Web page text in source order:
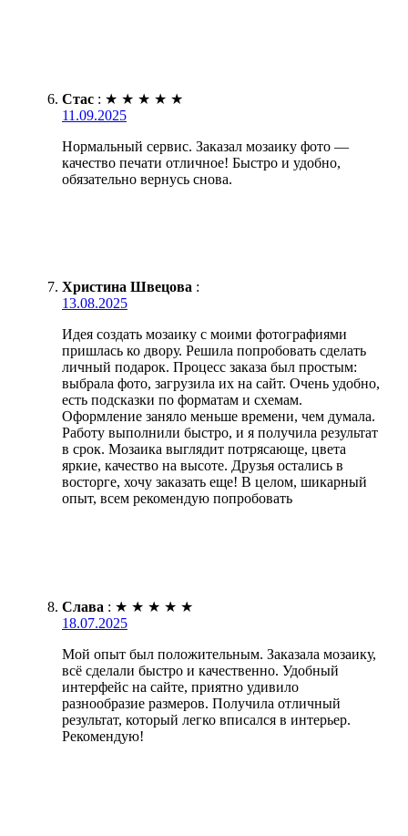
Стас : ★ ★ ★ ★ ★
11.09.2025
Нормальный сервис. Заказал мозаику фото —
качество печати отличное! Быстро и удобно,
обязательно вернусь снова.
Христина Швецова :
13.08.2025
Идея создать мозаику с моими фотографиями
пришлась ко двору. Решила попробовать сделать
личный подарок. Процесс заказа был простым:
выбрала фото, загрузила их на сайт. Очень удобно,
есть подсказки по форматам и схемам.
Оформление заняло меньше времени, чем думала.
Работу выполнили быстро, и я получила результат
в срок. Мозаика выглядит потрясающе, цвета
яркие, качество на высоте. Друзья остались в
восторге, хочу заказать еще! В целом, шикарный
опыт, всем рекомендую попробовать
Слава : ★ ★ ★ ★ ★
18.07.2025
Мой опыт был положительным. Заказала мозаику,
всё сделали быстро и качественно. Удобный
интерфейс на сайте, приятно удивило
разнообразие размеров. Получила отличный
результат, который легко вписался в интерьер.
Рекомендую!